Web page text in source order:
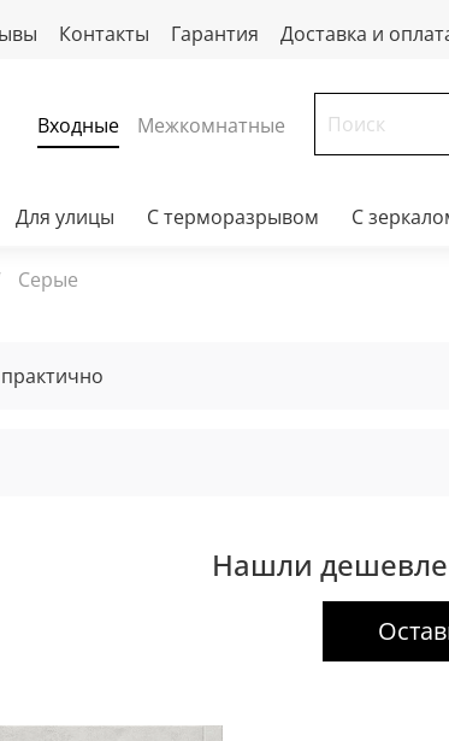
Контакты Гарантия Доставка и
Входные Межкомнатные
Для улицы С терморазрывом С
Серые
Нашли